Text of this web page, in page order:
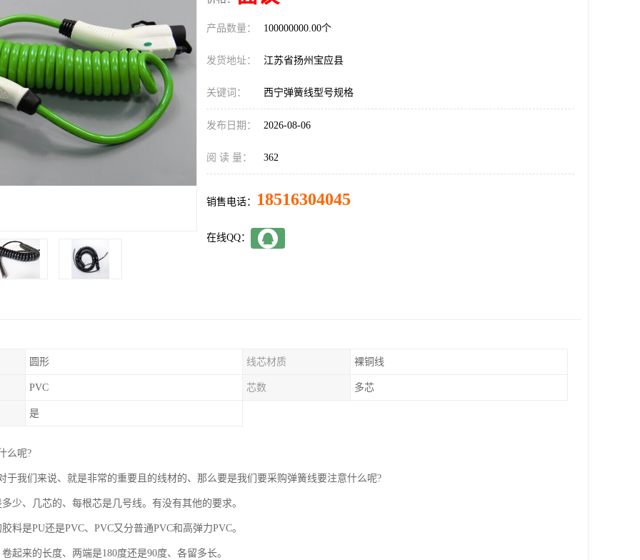
产品数量： 100000000.00个
发货地址： 江苏省扬州宝应县
关键词： 西宁弹簧线型号规格
发布日期： 2026-08-06
阅 读 量： 362
销售电话： 18516304045
在线QQ：
圆形 线芯材质 裸铜线
PVC 芯数 多芯
是
么呢?
于我们来说、就是非常的重要且的线材的、那么要是我们要采购弹簧线要注意什么呢?
少、几芯的、每根芯是几号线。有没有其他的要求。
料是PU还是PVC、PVC又分普通PVC和高弹力PVC。
起来的长度、两端是180度还是90度、各留多长。